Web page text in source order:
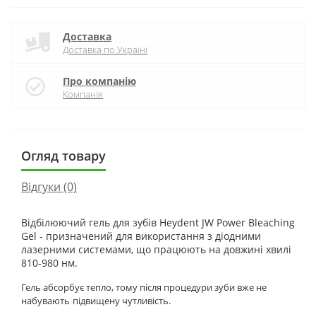
Доставка
Доставка по Україні
Про компанію
Компанія
Огляд товару
Відгуки (0)
Відбілюючий гель для зубів Heydent JW Power Bleaching
Gel - призначений для використання з діодними
лазерними системами, що працюють на довжині хвилі
810-980 нм.
Гель абсорбує тепло, тому після процедури зуби вже не
набувають підвищену чутливість.